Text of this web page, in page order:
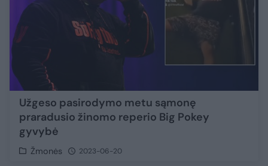
Užgeso pasirodymo metu sąmonę
praradusio žinomo reperio Big Pokey
gyvybė
Žmonės 2023-06-20